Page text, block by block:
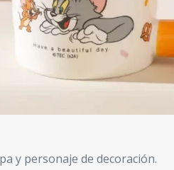
y personaje de decoración.